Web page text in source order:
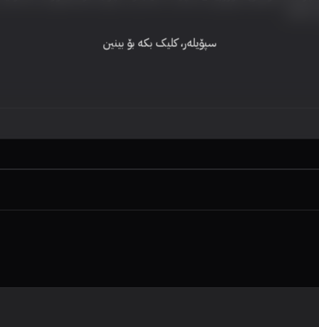
سپۆیلەر، کلیک بکە بۆ بینین